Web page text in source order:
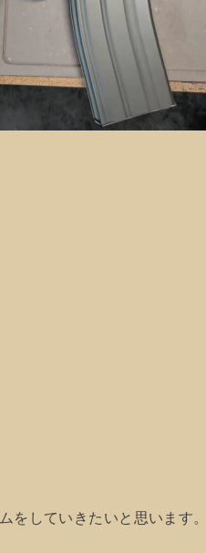
をしていきたいと思います。